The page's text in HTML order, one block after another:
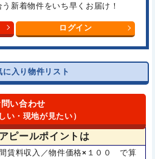
新着物件をいち早くお届け！
ログイン
に入り物件リスト
い合わせ
い・現地が見たい）
アピールポイントは
賃料収入／物件価格×１００ で算